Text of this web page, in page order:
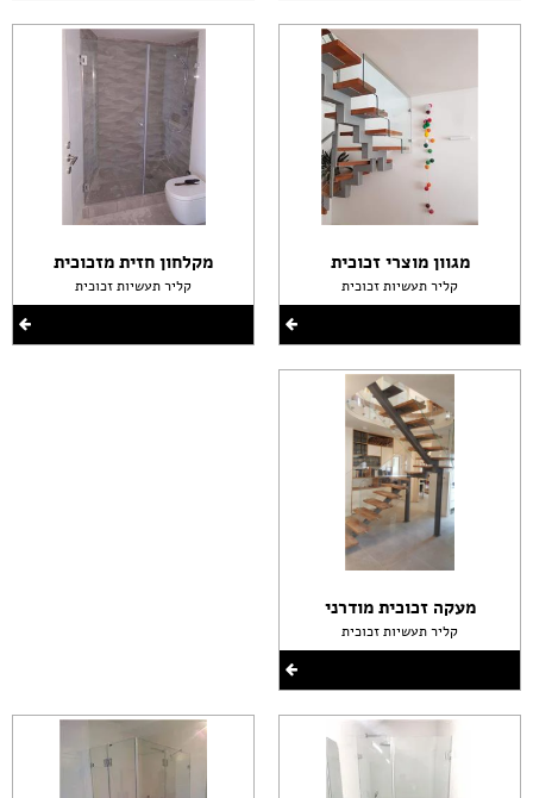
מגוון מוצרי זכוכית
קליר תעשיות זכוכית
מעקה זכוכית מודרני
קליר תעשיות זכוכית
מקלחון חזית מזכוכית
קליר תעשיות זכוכית